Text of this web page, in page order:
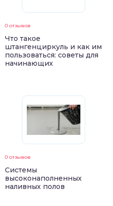
0 отзывов
Что такое
штангенциркуль и как им
пользоваться: советы для
начинающих
0 отзывов
Системы
высоконаполненных
наливных полов